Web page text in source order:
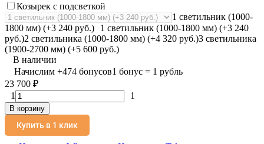
Козырек с подсветкой
1 светильник (1000-
1800 мм) (+3 240 руб.)
1 светильник (1000-1800 мм) (+3 240
руб.)2 светильника (1000-1800 мм) (+4 320 руб.)3 светильника
(1900-2700 мм) (+5 600 руб.)
В наличии
Начислим +474 бонусов1 бонус = 1 рубль
23 700 ₽
1
1
В корзину
Купить в 1 клик